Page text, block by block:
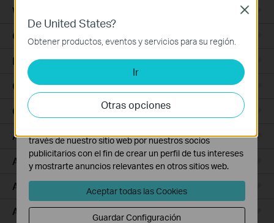
Wall Plate
Outdoor
Bridges
Campus
GPON
Access Plus
Aggregation
Access
Access Pro
De United States?
Obtener productos, eventos y servicios para su región.
Ir
Otras opciones
Close
Cookies Básicas
Estas cookies son necesarias para el funcionamiento
del sitio web y no pueden desactivarse en tu sistema.
Cookies de Análisis y de Marketing
Las cookies de análisis nos permiten analizar tus
actividades en nuestro sitio web con el fin de mejorar y
adaptar la funcionalidad del mismo.
través de nuestro sitio web por nuestros socios
publicitarios con el fin de crear un perfil de tus intereses
y mostrarte anuncios relevantes en otros sitios web.
Aceptar todas las Cookies
Guardar Configuración